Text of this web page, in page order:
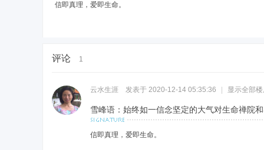
信即真理，爱即生命。
评论 1
云水生涯 发表于 2020-12-14 05:35:36 显示全部
雪峰语：始终如一信念坚定的大气对生命禅院
信即真理，爱即生命。